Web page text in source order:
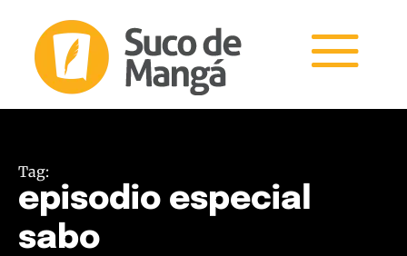
Tag:
episodio especial
sabo